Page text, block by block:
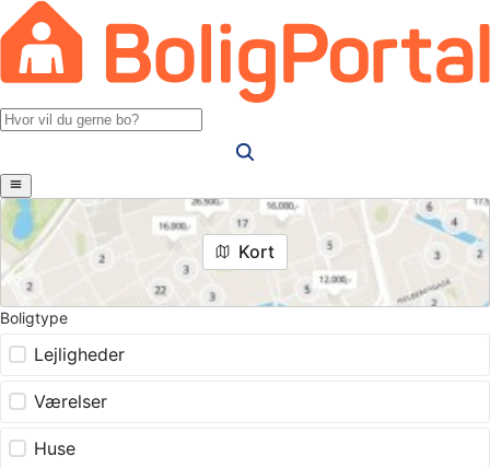
Kort
Boligtype
Lejligheder
Værelser
Huse